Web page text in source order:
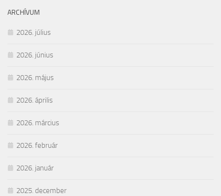
ARCHÍVUM
2026. július
2026. június
2026. május
2026. április
2026. március
2026. február
2026. január
2025. december